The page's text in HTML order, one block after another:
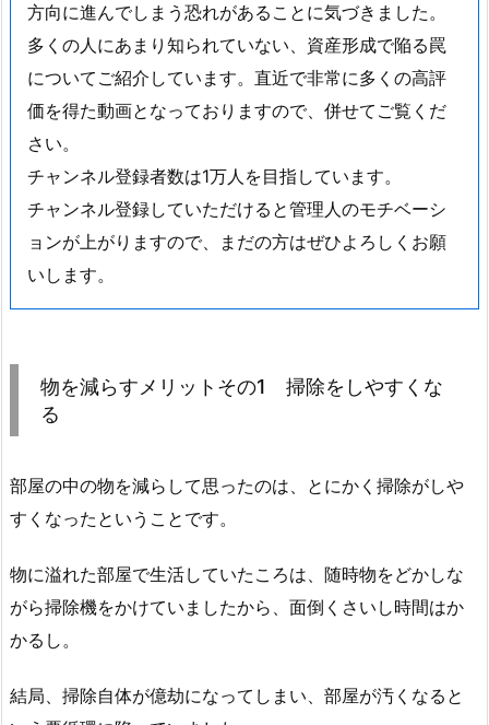
方向に進んでしまう恐れがあることに気づきました。
多くの人にあまり知られていない、資産形成で陥る罠
についてご紹介しています。直近で非常に多くの高評
価を得た動画となっておりますので、併せてご覧くだ
さい。
チャンネル登録者数は1万人を目指しています。
チャンネル登録していただけると管理人のモチベーシ
ョンが上がりますので、まだの方はぜひよろしくお願
いします。
物を減らすメリットその1 掃除をしやすくな
る
部屋の中の物を減らして思ったのは、とにかく掃除がしや
すくなったということです。
物に溢れた部屋で生活していたころは、随時物をどかしな
がら掃除機をかけていましたから、面倒くさいし時間はか
かるし。
結局、掃除自体が億劫になってしまい、部屋が汚くなると